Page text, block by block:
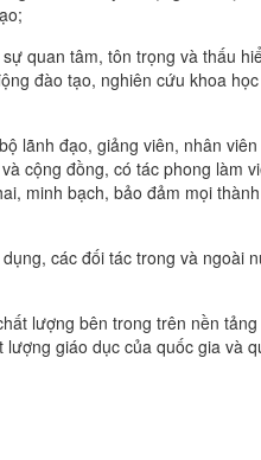
quan tâm, tôn trọng và thấu
đào tạo, nghiên cứu khoa
lãnh đạo, giảng viên, nhân
cộng đồng, có tác phong làm
minh bạch, bảo đảm mọi
các đối tác trong và ngoài
lượng bên trong trên nền
giáo dục của quốc gia và